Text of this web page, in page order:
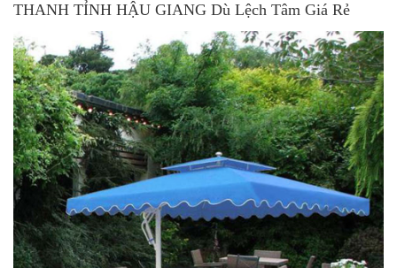
THANH TỈNH HẬU GIANG Dù Lệch Tâm Giá Rẻ